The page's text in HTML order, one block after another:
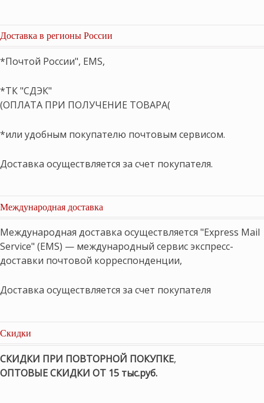
Доставка в регионы России
*Почтой России", EMS,
*ТК "СДЭК"
(ОПЛАТА ПРИ ПОЛУЧЕНИЕ ТОВАРА(
*или удобным покупателю почтовым сервисом.
Доставка осуществляется за счет покупателя.
Международная доставка
Международная доставка осуществляется "Express Mail
Service" (EMS) — международный сервис экспресс-
доставки почтовой корреспонденции,
Доставка осуществляется за счет покупателя
Скидки
СКИДКИ ПРИ ПОВТОРНОЙ ПОКУПКЕ,
ОПТОВЫЕ СКИДКИ ОТ 15 тыс.руб.